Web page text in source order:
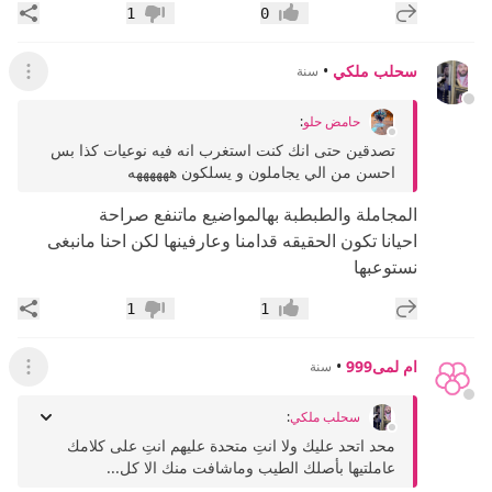
إضافة رد جديد إعجاب0 عدم إعجاب
1
سحلب ملكي • سنة عرض
حامض حلو:
تصدقين حتى انك كنت استغرب انه فيه نوعيات كذا بس
احسن من الي يجاملون و يسلكون ههههههه
المجاملة والطبطبة بهالمواضيع ماتنفع صراحة
احيانا تكون الحقيقه قدامنا وعارفينها لكن احنا مانبغى
نستوعبها
إضافة رد جديد إعجاب1 عدم إعجاب
1
ام لمى999 • سنة عرض
سحلب ملكي:
محد اتحد عليك ولا انتِ متحدة عليهم انتِ على كلامك
عاملتيها بأصلك الطيب وماشافت منك الا كل...